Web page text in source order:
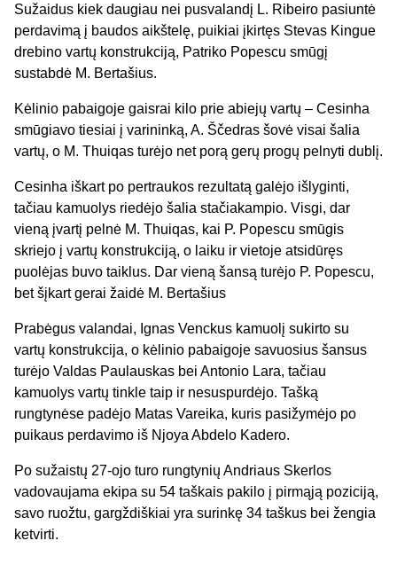
Sužaidus kiek daugiau nei pusvalandį L. Ribeiro pasiuntė
perdavimą į baudos aikštelę, puikiai įkirtęs Stevas Kingue
drebino vartų konstrukciją, Patriko Popescu smūgį
sustabdė M. Bertašius.
Kėlinio pabaigoje gaisrai kilo prie abiejų vartų – Cesinha
smūgiavo tiesiai į varininką, A. Ščedras šovė visai šalia
vartų, o M. Thuiqas turėjo net porą gerų progų pelnyti dublį.
Cesinha iškart po pertraukos rezultatą galėjo išlyginti,
tačiau kamuolys riedėjo šalia stačiakampio. Visgi, dar
vieną įvartį pelnė M. Thuiqas, kai P. Popescu smūgis
skriejo į vartų konstrukciją, o laiku ir vietoje atsidūręs
puolėjas buvo taiklus. Dar vieną šansą turėjo P. Popescu,
bet šįkart gerai žaidė M. Bertašius
Prabėgus valandai, Ignas Venckus kamuolį sukirto su
vartų konstrukcija, o kėlinio pabaigoje savuosius šansus
turėjo Valdas Paulauskas bei Antonio Lara, tačiau
kamuolys vartų tinkle taip ir nesuspurdėjo. Tašką
rungtynėse padėjo Matas Vareika, kuris pasižymėjo po
puikaus perdavimo iš Njoya Abdelo Kadero.
Po sužaistų 27-ojo turo rungtynių Andriaus Skerlos
vadovaujama ekipa su 54 taškais pakilo į pirmąją poziciją,
savo ruožtu, gargždiškiai yra surinkę 34 taškus bei žengia
ketvirti.